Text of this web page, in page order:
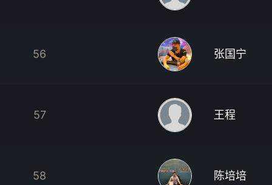
56 张国宁
57 王程
58 陈培培